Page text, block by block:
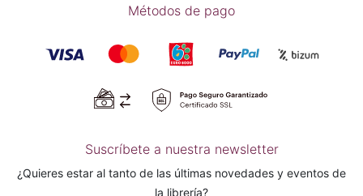
Métodos de pago
Suscríbete a nuestra newsletter
¿Quieres estar al tanto de las últimas novedades y eventos de
la librería?